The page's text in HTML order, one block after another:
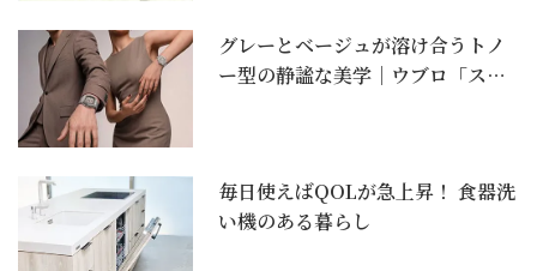
グレーとベージュが溶け合うトノ
ー型の静謐な美学｜ウブロ「スピ
毎日使えばQOLが急上昇！ 食器洗
い機のある暮らし